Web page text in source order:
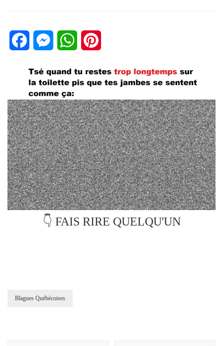
FacebookMessengerWhatsApp
👇 FAIS RIRE QUELQU'UN
Blagues Québécoises